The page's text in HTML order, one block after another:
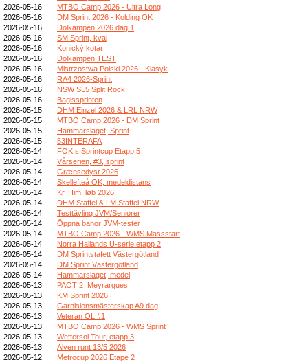
2026-05-16
MTBO Camp 2026 - Ultra Long
2026-05-16
DM Sprint 2026 - Kolding OK
2026-05-16
Dolkampen 2026 dag 1
2026-05-16
SM Sprint, kval
2026-05-16
Konický kotár
2026-05-16
Dolkampen TEST
2026-05-16
Mistrzostwa Polski 2026 - Klasyk
2026-05-16
RA4 2026-Sprint
2026-05-16
NSW SL5 Split Rock
2026-05-16
Bagissprinten
2026-05-15
DHM Einzel 2026 & LRL NRW
2026-05-15
MTBO Camp 2026 - DM Sprint
2026-05-15
Hammarslaget, Sprint
2026-05-15
53INTERAFA
2026-05-14
FOK:s Sprintcup Etapp 5
2026-05-14
Vårserien, #3, sprint
2026-05-14
Grænsedyst 2026
2026-05-14
Skellefteå OK, medeldistans
2026-05-14
Kr. Him. løb 2026
2026-05-14
DHM Staffel & LM Staffel NRW
2026-05-14
Testtävling JVM/Seniorer
2026-05-14
Öppna banor JVM-tester
2026-05-14
MTBO Camp 2026 - WMS Massstart
2026-05-14
Norra Hallands U-serie etapp 2
2026-05-14
DM Sprintstafett Västergötland
2026-05-14
DM Sprint Västergötland
2026-05-14
Hammarslaget, medel
2026-05-13
PAOT 2_Meyrargues
2026-05-13
KM Sprint 2026
2026-05-13
Garnisionsmästerskap A9 dag
2026-05-13
Veteran OL #1
2026-05-13
MTBO Camp 2026 - WMS Sprint
2026-05-13
Wettersol Tour, etapp 3
2026-05-13
Älven runt 13/5 2026
2026-05-12
Metrocup 2026 Etape 2